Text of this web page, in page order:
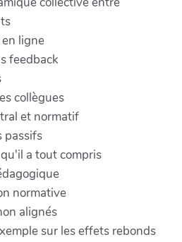
ligne
feedback
collègues
et normatif
passifs
a tout compris
normative
alignés
sur les effets rebonds